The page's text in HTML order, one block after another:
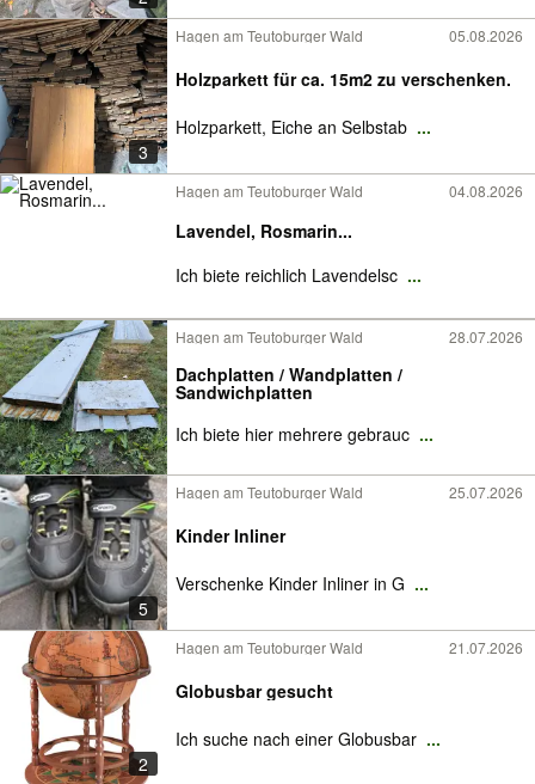
3
Hagen am Teutoburger Wald 05.08.2026
Holzparkett für ca. 15m2 zu verschenken.
Holzparkett, Eiche an Selbstab ...
Hagen am Teutoburger Wald 04.08.2026
Lavendel, Rosmarin...
Ich biete reichlich Lavendelsc ...
Hagen am Teutoburger Wald 28.07.2026
Dachplatten / Wandplatten /
Sandwichplatten
Ich biete hier mehrere gebrauc ...
5
Hagen am Teutoburger Wald 25.07.2026
Kinder Inliner
Verschenke Kinder Inliner in G ...
2
Hagen am Teutoburger Wald 21.07.2026
Globusbar gesucht
Ich suche nach einer Globusbar ...